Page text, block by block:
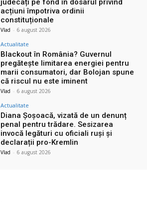
judecați pe fond în dosarul privind
acțiuni împotriva ordinii
constituționale
Vlad - 6 august 2026
Actualitate
Blackout în România? Guvernul
pregătește limitarea energiei pentru
marii consumatori, dar Bolojan spune
că riscul nu este iminent
Vlad - 6 august 2026
Actualitate
Diana Șoșoacă, vizată de un denunț
penal pentru trădare. Sesizarea
invocă legături cu oficiali ruși și
declarații pro-Kremlin
Vlad - 6 august 2026